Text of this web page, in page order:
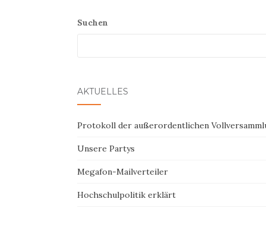
Suchen
AKTUELLES
Protokoll der außerordentlichen
Unsere Partys
Megafon-Mailverteiler
Hochschulpolitik erklärt